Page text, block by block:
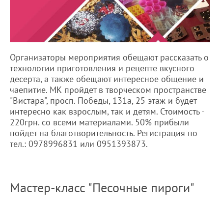
Организаторы мероприятия обещают рассказать о
технологии приготовления и рецепте вкусного
десерта, а также обещают интересное общение и
чаепитие. МК пройдет в творческом пространстве
"Вистара", просп. Победы, 131а, 25 этаж и будет
интересно как взрослым, так и детям. Стоимость -
220грн. со всеми материалами. 50% прибыли
пойдет на благотворительность. Регистрация по
тел.: 0978996831 или 0951393873.
Мастер-класс "Песочные пироги"